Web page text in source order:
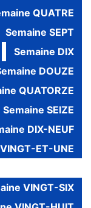
QUATRE
Semaine SEPT
Semaine DIX
DOUZE
QUATORZE
Semaine SEIZE
DIX-NEUF
ET-UNE
VINGT-SIX